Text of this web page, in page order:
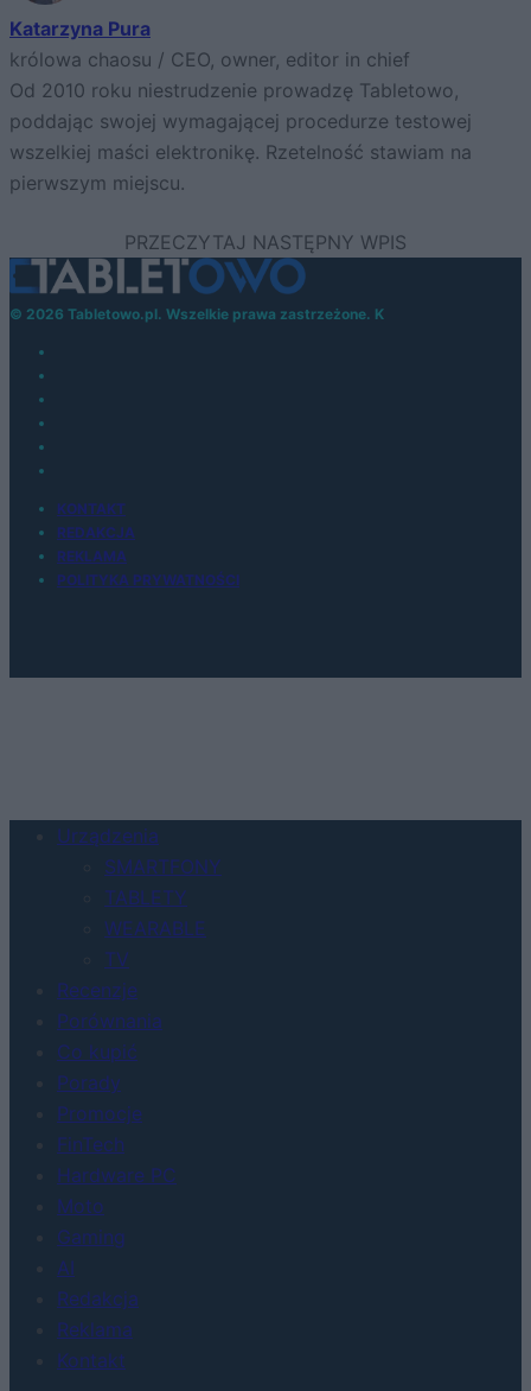
Katarzyna Pura
królowa chaosu / CEO, owner, editor in chief
Od 2010 roku niestrudzenie prowadzę Tabletowo,
poddając swojej wymagającej procedurze testowej
wszelkiej maści elektronikę. Rzetelność stawiam na
pierwszym miejscu.
© 2026 Tabletowo.pl. Wszelkie prawa zastrzeżone. K
KONTAKT
REDAKCJA
REKLAMA
POLITYKA PRYWATNOŚCI
Urządzenia
SMARTFONY
TABLETY
WEARABLE
TV
Recenzje
Porównania
Co kupić
Porady
Promocje
FinTech
Hardware PC
Moto
Gaming
AI
Redakcja
Reklama
Kontakt